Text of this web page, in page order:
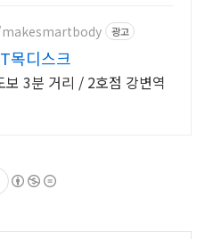
광고
목디스크
3분 거리 / 2호점 강변역